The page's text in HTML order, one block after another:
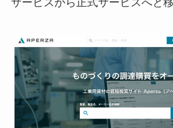
サービスから正式サービスへと